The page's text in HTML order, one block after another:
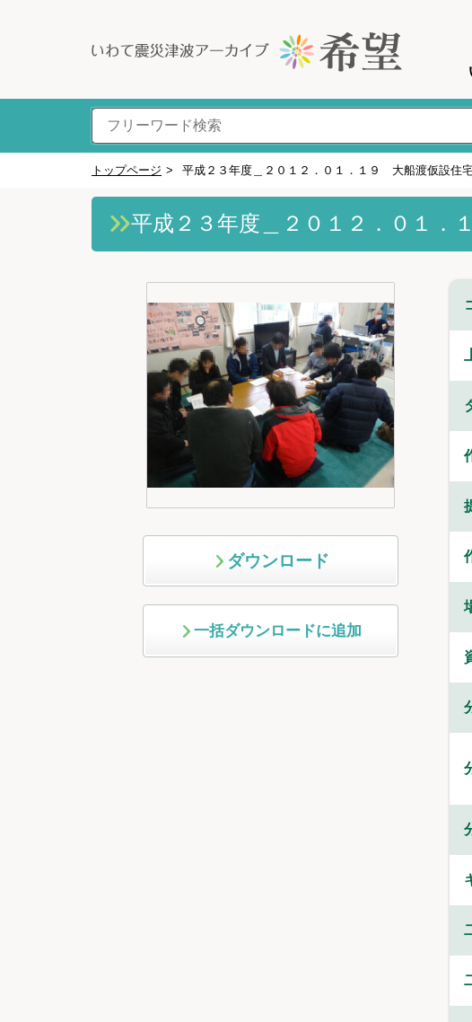
トップページ > 平成２３年度＿２０１２．０１．１９ 大船渡仮設住宅
平成２３年度＿２０１２．０１．
ダウンロード
一括ダウンロードに追加